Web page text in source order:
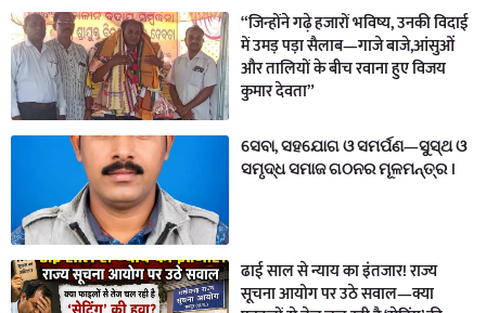
“जिन्होंने गढ़े हजारों भविष्य, उनकी विदाई
में उमड़ पड़ा सैलाब—गाजे बाजे,आंसुओं
और तालियों के बीच रवाना हुए विजय
कुमार देवता”
ସେବା, ସହଯୋଗ ଓ ସମର୍ପଣ—ସୁସ୍ଥ ଓ
ସମୃଦ୍ଧ ସମାଜ ଗଠନର ମୂଳମନ୍ତ୍ର ।
ढाई साल से न्याय का इंतजार! राज्य
सूचना आयोग पर उठे सवाल—क्या